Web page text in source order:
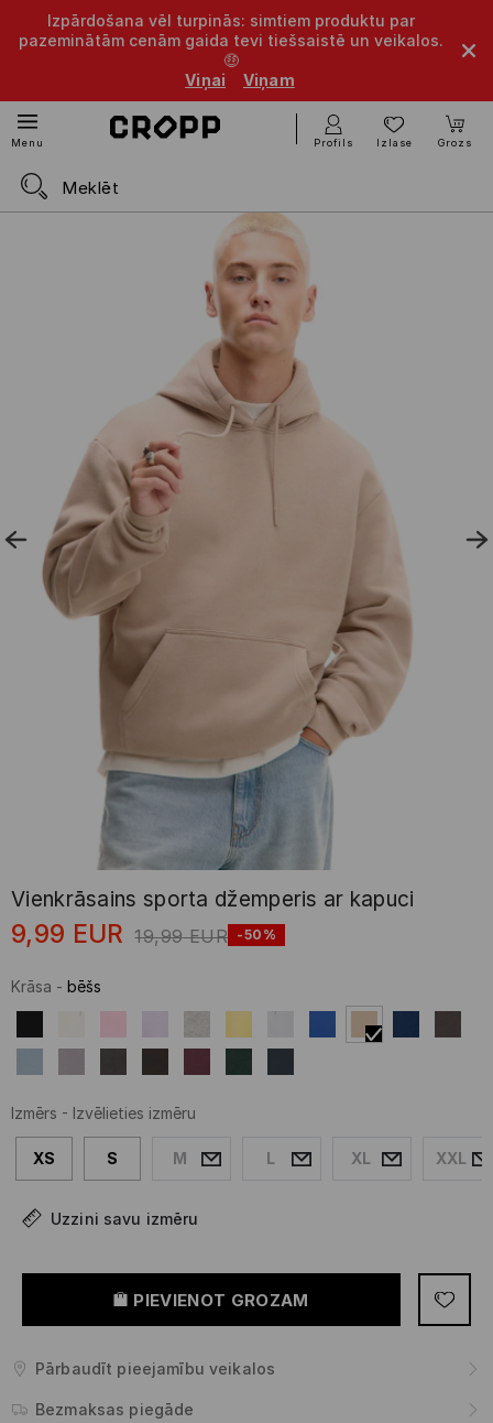
Izpārdošana vēl turpinās: simtiem produktu par
pazeminātām cenām gaida tevi tiešsaistē un veikalos.
🤑
Viņai
Viņam
Menu Profils Izlase Grozs
Vienkrāsains sporta džemperis ar kapuci
9,99 EUR 19,99 EUR -50%
Krāsa - bēšs
Izmērs - Izvēlieties izmēru
XS S M L XL XXL
Uzzini savu izmēru
PIEVIENOT GROZAM
Pārbaudīt pieejamību veikalos
Bezmaksas piegāde